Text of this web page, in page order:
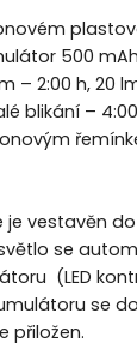
500
lm – 2:00 h,
blikání –
vestavěn
se
(LED
se
přiložen.